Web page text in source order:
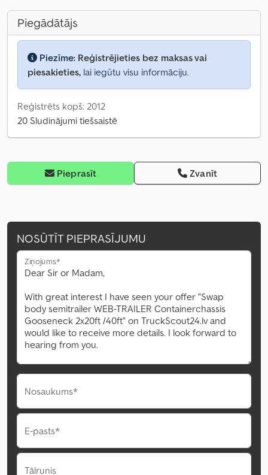
Piegādātājs
Piezīme: Reģistrējieties bez maksas vai
piesakieties, lai iegūtu visu informāciju.
Reģistrēts kopš: 2012
20 Sludinājumi tiešsaistē
Pieprasīt Zvanīt
NOSŪTĪT PIEPRASĪJUMU
Ziņojums*
Nosaukums*
E-pasts*
Tālrunis